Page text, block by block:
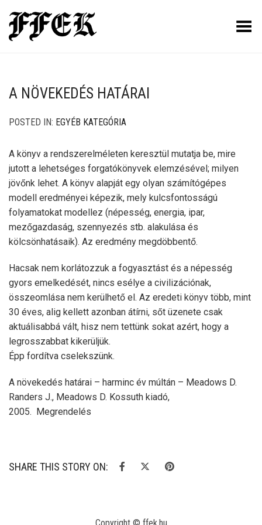
Toggle Menu
A NÖVEKEDÉS HATÁRAI
POSTED IN: EGYÉB KATEGÓRIA
A könyv a rendszerelméleten keresztül mutatja be, mire
jutott a lehetséges forgatókönyvek elemzésével; milyen
jövőnk lehet. A könyv alapját egy olyan számítógépes
modell eredményei képezik, mely kulcsfontosságú
folyamatokat modellez (népesség, energia, ipar,
mezőgazdaság, szennyezés stb. alakulása és
kölcsönhatásaik). Az eredmény megdöbbentő.
Hacsak nem korlátozzuk a fogyasztást és a népesség
gyors emelkedését, nincs esélye a civilizációnak,
összeomlása nem kerülhető el. Az eredeti könyv több, mint
30 éves, alig kellett azonban átírni, sőt üzenete csak
aktuálisabbá vált, hisz nem tettünk sokat azért, hogy a
legrosszabbat kikerüljük.
Épp fordítva cselekszünk.
A növekedés határai – harminc év múltán – Meadows D.
Randers J., Meadows D. Kossuth kiadó,
2005. Megrendelés
SHARE THIS STORY ON: